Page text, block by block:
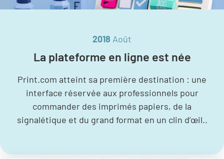
2018 Août
La plateforme en ligne est née
Print.com atteint sa première destination : une
interface réservée aux professionnels pour
commander des imprimés papiers, de la
signalétique et du grand format en un clin d’œil..